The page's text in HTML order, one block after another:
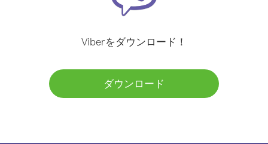
Viberをダウンロード！
ダウンロード